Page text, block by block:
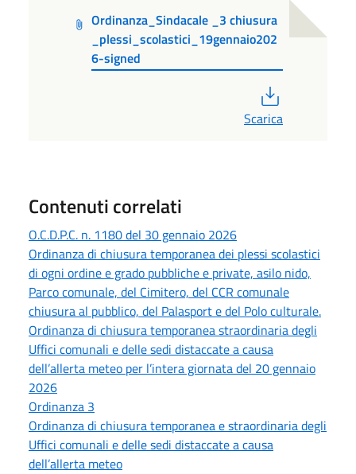
Ordinanza_Sindacale _3 chiusura
_plessi_scolastici_19gennaio202
6-signed
Scarica
Contenuti correlati
O.C.D.P.C. n. 1180 del 30 gennaio 2026
Ordinanza di chiusura temporanea dei plessi scolastici
di ogni ordine e grado pubbliche e private, asilo nido,
Parco comunale, del Cimitero, del CCR comunale
chiusura al pubblico, del Palasport e del Polo culturale.
Ordinanza di chiusura temporanea straordinaria degli
Uffici comunali e delle sedi distaccate a causa
dell’allerta meteo per l’intera giornata del 20 gennaio
2026
Ordinanza 3
Ordinanza di chiusura temporanea e straordinaria degli
Uffici comunali e delle sedi distaccate a causa
dell’allerta meteo